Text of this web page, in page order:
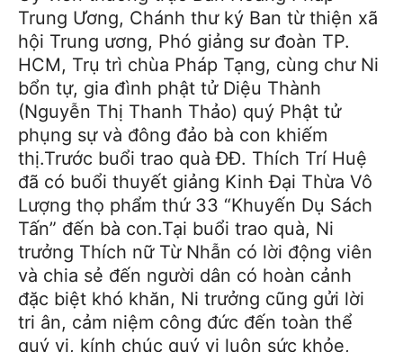
Trung Ương, Chánh thư ký Ban từ thiện xã
hội Trung ương, Phó giảng sư đoàn TP.
HCM, Trụ trì chùa Pháp Tạng, cùng chư Ni
bổn tự, gia đình phật tử Diệu Thành
(Nguyễn Thị Thanh Thảo) quý Phật tử
phụng sự và đông đảo bà con khiếm
thị.Trước buổi trao quà ĐĐ. Thích Trí Huệ
đã có buổi thuyết giảng Kinh Đại Thừa Vô
Lượng thọ phẩm thứ 33 “Khuyến Dụ Sách
Tấn” đến bà con.Tại buổi trao quà, Ni
trưởng Thích nữ Từ Nhẫn có lời động viên
và chia sẻ đến người dân có hoàn cảnh
đặc biệt khó khăn, Ni trưởng cũng gửi lời
tri ân, cảm niệm công đức đến toàn thể
quý vị, kính chúc quý vị luôn sức khỏe,